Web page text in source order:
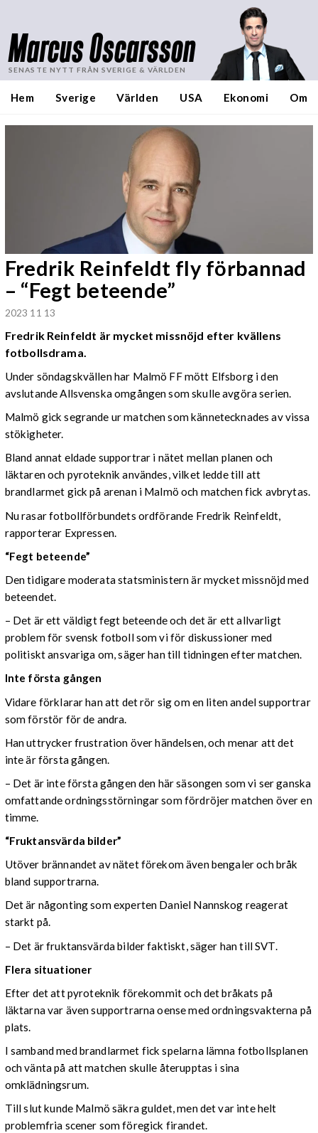
Marcus Oscarsson
SENASTE NYTT FRÅN SVERIGE & VÄRLDEN
Hem Sverige Världen USA Ekonomi Om
Fredrik Reinfeldt fly förbannad
– “Fegt beteende”
2023 11 13
Fredrik Reinfeldt är mycket missnöjd efter kvällens
fotbollsdrama.
Under söndagskvällen har Malmö FF mött Elfsborg i den
avslutande Allsvenska omgången som skulle avgöra serien.
Malmö gick segrande ur matchen som kännetecknades av vissa
stökigheter.
Bland annat eldade supportrar i nätet mellan planen och
läktaren och pyroteknik användes, vilket ledde till att
brandlarmet gick på arenan i Malmö och matchen fick avbrytas.
Nu rasar fotbollförbundets ordförande Fredrik Reinfeldt,
rapporterar Expressen.
“Fegt beteende”
Den tidigare moderata statsministern är mycket missnöjd med
beteendet.
– Det är ett väldigt fegt beteende och det är ett allvarligt
problem för svensk fotboll som vi för diskussioner med
politiskt ansvariga om, säger han till tidningen efter matchen.
Inte första gången
Vidare förklarar han att det rör sig om en liten andel supportrar
som förstör för de andra.
Han uttrycker frustration över händelsen, och menar att det
inte är första gången.
– Det är inte första gången den här säsongen som vi ser ganska
omfattande ordningsstörningar som fördröjer matchen över en
timme.
“Fruktansvärda bilder”
Utöver brännandet av nätet förekom även bengaler och bråk
bland supportrarna.
Det är någonting som experten Daniel Nannskog reagerat
starkt på.
– Det är fruktansvärda bilder faktiskt, säger han till SVT.
Flera situationer
Efter det att pyroteknik förekommit och det bråkats på
läktarna var även supportrarna oense med ordningsvakterna på
plats.
I samband med brandlarmet fick spelarna lämna fotbollsplanen
och vänta på att matchen skulle återupptas i sina
omklädningsrum.
Till slut kunde Malmö säkra guldet, men det var inte helt
problemfria scener som föregick firandet.